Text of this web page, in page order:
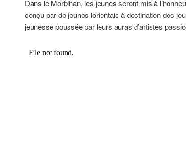
Dans le Morbihan, les jeunes seront mis à
conçu par de jeunes lorientais à destination des
jeunesse poussée par leurs auras d’artistes